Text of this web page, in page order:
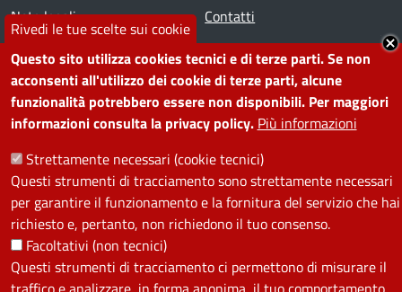
Rivedi le tue scelte sui cookie
Questo sito utilizza cookies tecnici e di terze parti. Se non
acconsenti all'utilizzo dei cookie di terze parti, alcune
funzionalità potrebbero essere non disponibili. Per maggiori
informazioni consulta la privacy policy. Più informazioni
Strettamente necessari (cookie tecnici)
Questi strumenti di tracciamento sono strettamente necessari
per garantire il funzionamento e la fornitura del servizio che hai
richiesto e, pertanto, non richiedono il tuo consenso.
Facoltativi (non tecnici)
Questi strumenti di tracciamento ci permettono di misurare il
Note legali
Contatti
SEGUICI SU
Facebook
Instagram
YouTube
Telegram
WhatsApp
TwitterLinkedin
PRIVACY
Useful links section
La Privacy nel Comune
PRIVACY